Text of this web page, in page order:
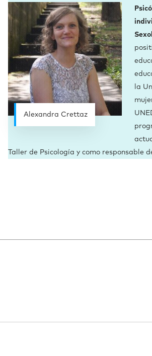
Alexandra Crettaz
la
Taller de Psicología y como responsable